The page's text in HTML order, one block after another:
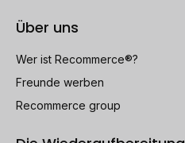
Über uns
Wer ist Recommerce®?
Freunde werben
Recommerce group